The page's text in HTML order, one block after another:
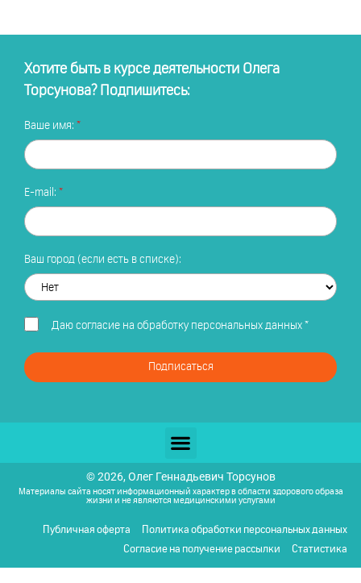
Хотите быть в курсе деятельности Олега
Торсунова? Подпишитесь:
Ваше имя:
E-mail:
Ваш город (если есть в списке):
Даю согласие на обработку персональных данных*
Подписаться
© 2026, Олег Геннадьевич Торсунов
Материалы сайта носят информационный характер в области здорового образа
жизни и не являются медицинскими услугами
Публичная оферта
Политика обработки персональных данных
Согласие на получение рассылки
Статистика